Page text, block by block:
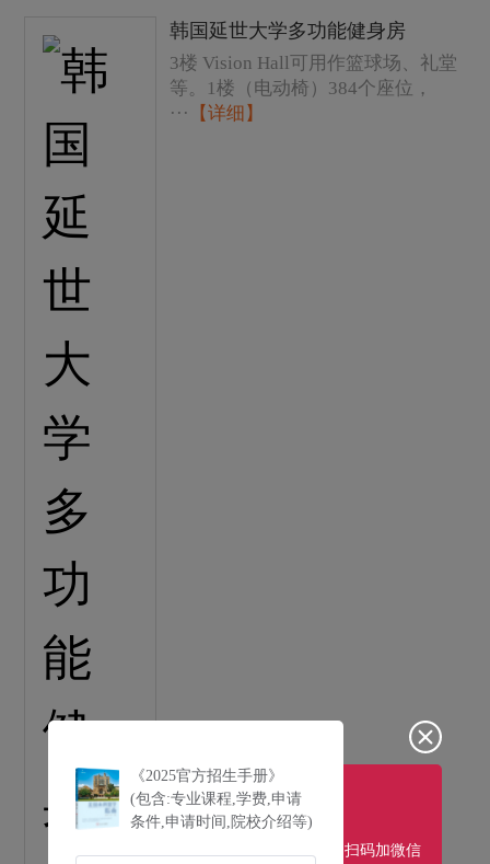
韩国延世大学多功能健身房
3楼 Vision Hall可用作篮球场、礼堂
等。1楼（电动椅）384个座位，
···
【详细】
《2025官方招生手册》
(包含:专业课程,学费,申请
条件,申请时间,院校介绍等)
扫码加微信